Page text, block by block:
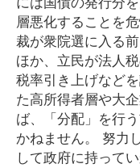
層悪化することを
裁が衆院選に入る
ほか、立民が法人
税率引き上げなど
た高所得者層や大
ば、「分配」を行
かねません。 努力
して政府に持って